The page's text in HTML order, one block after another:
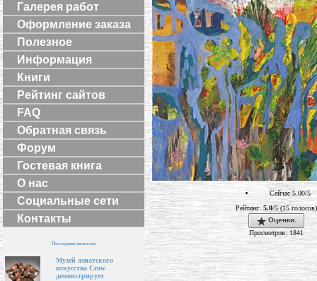
Галерея работ
Оформление заказа
Полезное
Информация
Книги
Рейтинг сайтов
FAQ
Обратная связь
Форум
Гостевая книга
О нас
Социальные сети
Контакты
Последние новости
Музей азиатского
искусства Crow
демонстрирует
Сейчас 5.00/5
Рейтинг:5.0/5 (15 голосов)
Оценки.
Просмотров: 1841